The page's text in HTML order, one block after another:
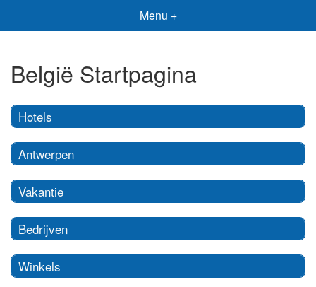
Menu +
België Startpagina
Hotels
Antwerpen
Vakantie
Bedrijven
Winkels